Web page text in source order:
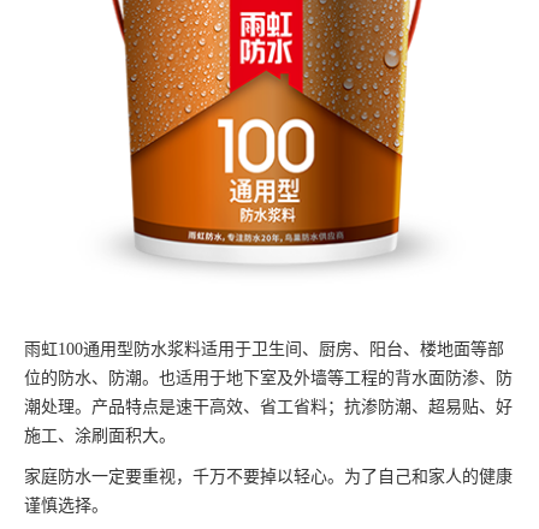
雨虹100通用型防水浆料适用于卫生间、厨房、阳台、楼地面等部
位的防水、防潮。也适用于地下室及外墙等工程的背水面防渗、防
潮处理。产品特点是速干高效、省工省料；抗渗防潮、超易贴、好
施工、涂刷面积大。
家庭防水一定要重视，千万不要掉以轻心。为了自己和家人的健康
谨慎选择。